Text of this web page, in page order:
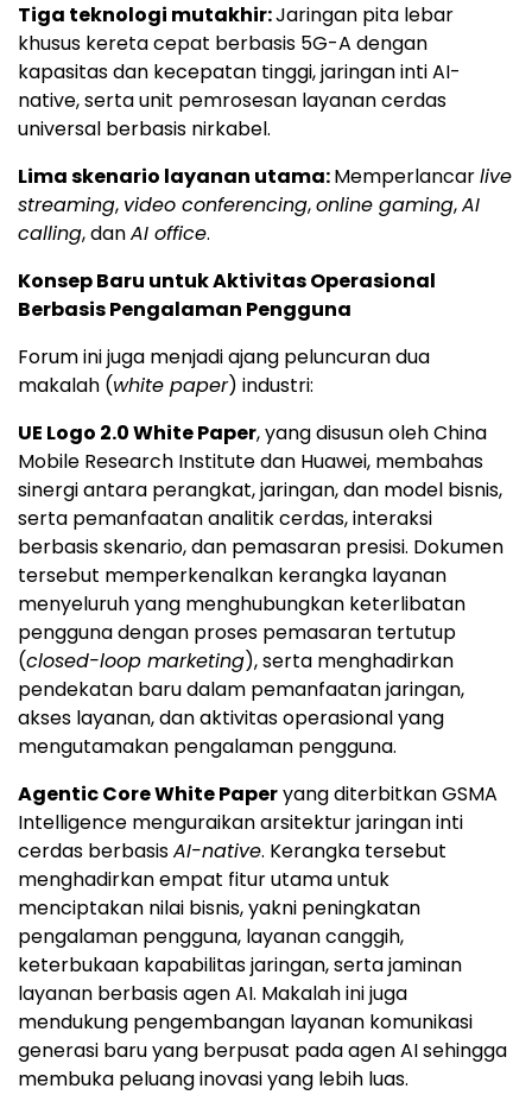
Tiga teknologi mutakhir:Jaringan pita lebar
khusus kereta cepat berbasis 5G-A dengan
kapasitas dan kecepatan tinggi, jaringan inti AI-
native, serta unit pemrosesan layanan cerdas
universal berbasis nirkabel.
Lima skenario layanan utama:Memperlancarlive
streaming, video conferencing,online gaming,AI
calling, danAI office.
Konsep Baru untuk Aktivitas Operasional
Berbasis Pengalaman Pengguna
Forum ini juga menjadi ajang peluncuran dua
makalah (white paper) industri:
UE Logo 2.0 White Paper, yang disusun oleh China
Mobile Research Institute dan Huawei, membahas
sinergi antara perangkat, jaringan, dan model bisnis,
serta pemanfaatan analitik cerdas, interaksi
berbasis skenario, dan pemasaran presisi. Dokumen
tersebut memperkenalkan kerangka layanan
menyeluruh yang menghubungkan keterlibatan
pengguna dengan proses pemasaran tertutup
(closed-loop marketing), serta menghadirkan
pendekatan baru dalam pemanfaatan jaringan,
akses layanan, dan aktivitas operasional yang
mengutamakan pengalaman pengguna.
Agentic Core White Paperyang diterbitkan GSMA
Intelligence menguraikan arsitektur jaringan inti
cerdas berbasisAI-native. Kerangka tersebut
menghadirkan empat fitur utama untuk
menciptakan nilai bisnis, yakni peningkatan
pengalaman pengguna, layanan canggih,
keterbukaan kapabilitas jaringan, serta jaminan
layanan berbasis agen AI. Makalah ini juga
mendukung pengembangan layanan komunikasi
generasi baru yang berpusat pada agen AI sehingga
membuka peluang inovasi yang lebih luas.